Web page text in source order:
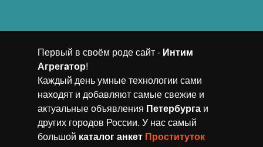
Первый в своём роде сайт - Интим
Агрегaтор!
Каждый день умные технологии сами
находят и добавляют самые свежие и
актуальные объявления Петербурга и
других городов России. У нас самый
большой каталог анкет Проституток